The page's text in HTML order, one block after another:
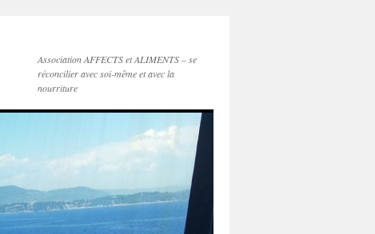
Association AFFECTS et ALIMENTS – se
réconcilier avec soi-même et avec la
nourriture